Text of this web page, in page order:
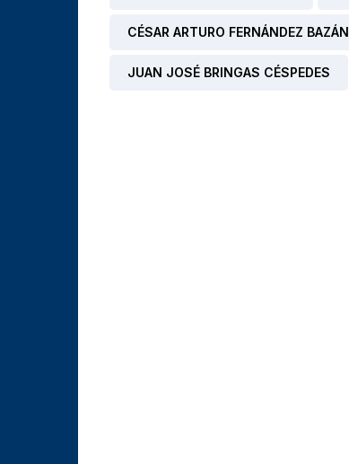
CÉSAR ARTURO FERNÁNDEZ BAZÁN
JUAN JOSÉ BRINGAS CÉSPEDES